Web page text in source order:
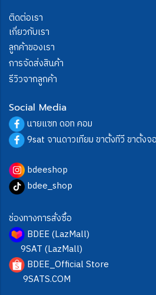
ติดต่อเรา
เกี่ยวกับเรา
ลูกค้าของเรา
การจัดส่งสินค้า
รีวิวจากลูกค้า
Social Media
นายแซท ดอท คอม
9sat จานดาวเทียม ขาตั้งทีวี ขาตั้ง
bdeeshop
bdee_shop
ช่องทางการสั่งซื้อ
BDEE (LazMall)
9SAT (LazMall)
BDEE_Official Store
9SATS.COM